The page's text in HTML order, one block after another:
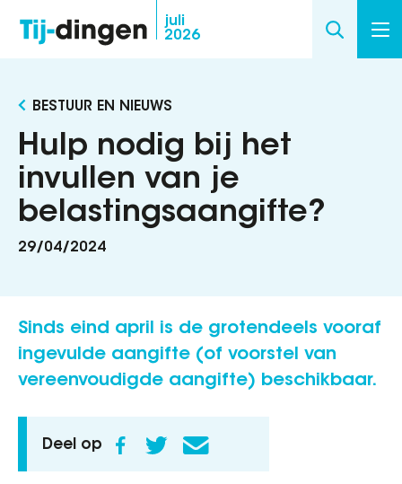
inhoud
gaan
juli
2026
BESTUUR EN NIEUWS
Hulp nodig bij het
invullen van je
belastingsaangifte?
29/04/2024
Sinds eind april is de grotendeels vooraf
ingevulde aangifte (of voorstel van
vereenvoudigde aangifte) beschikbaar.
Deel op